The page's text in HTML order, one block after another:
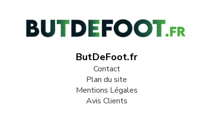
ButDeFoot.fr
Contact
Plan du site
Mentions Légales
Avis Clients